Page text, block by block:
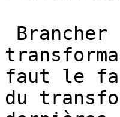
faut le
du